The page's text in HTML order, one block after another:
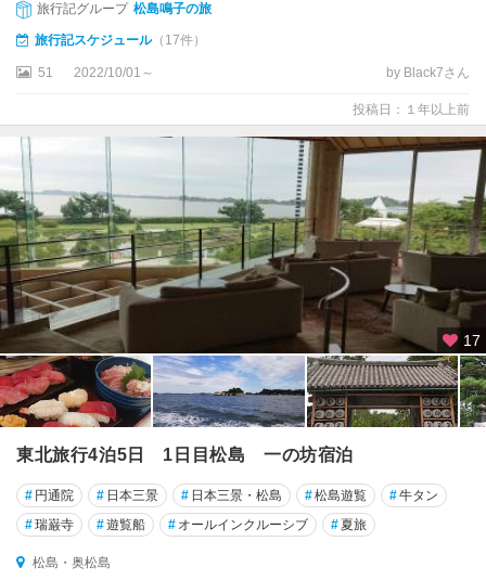
旅行記グループ 松島鳴子の旅
旅行記スケジュール（17件）
51 2022/10/01～ by Black7さん
投稿日：１年以上前
17
東北旅行4泊5日 1日目松島 一の坊宿泊
# 円通院 # 日本三景 # 日本三景・松島 #松島遊覧 #牛タン
#瑞巌寺 #遊覧船 # オールインクルーシブ # 夏旅
松島・奥松島